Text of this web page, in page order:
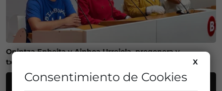
Onintza Enbeita y Ainhoa Urrejola, pregonera y
txupinera de Aste Nagusia 2026 en Bilbao
X
Consentimiento de Cookies